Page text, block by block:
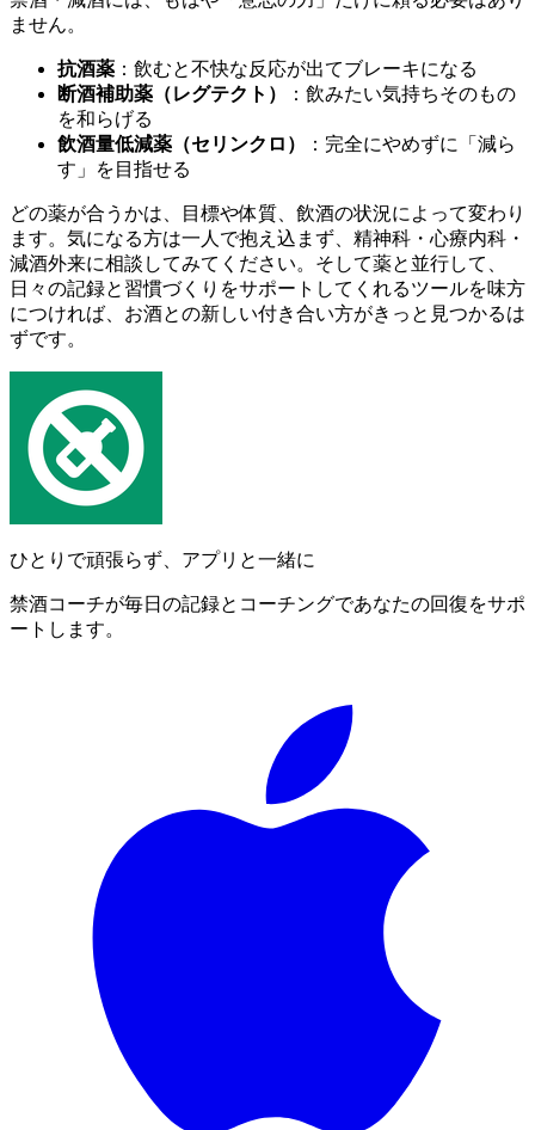
ません。
抗酒薬 ：飲むと不快な反応が出てブレーキになる
断酒補助薬（レグテクト）
：飲みたい気持ちそのもの
を和らげる
飲酒量低減薬（セリンクロ）
：完全にやめずに「減ら
す」を目指せる
どの薬が合うかは、目標や体質、飲酒の状況によって変わり
ます。気になる方は一人で抱え込まず、精神科・心療内科・
減酒外来に相談してみてください。そして薬と並行して、
日々の記録と習慣づくりをサポートしてくれるツールを味方
につければ、お酒との新しい付き合い方がきっと見つかるは
ずです。
ひとりで頑張らず、アプリと一緒に
禁酒コーチが毎日の記録とコーチングであなたの回復をサポ
ートします。